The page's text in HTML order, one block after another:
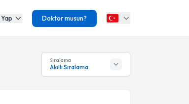
Doktor musun?
Sıralama
Akıllı Sıralama